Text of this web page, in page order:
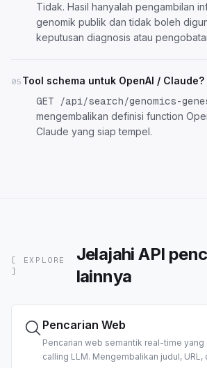
Tidak. Hasil hanyalah pengambilan
genomik publik dan tidak boleh
keputusan diagnosis atau
05 Tool schema untuk OpenAI / Claude?
GET /api/search/genomics-
mengembalikan definisi function
Claude yang siap tempel.
[ EXPLORE
]
Jelajahi API
lainnya
Pencarian Web
Pencarian web semantik real-time
calling LLM. Mengembalikan judul,